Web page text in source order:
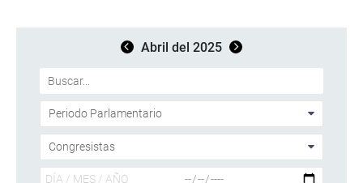
Abril del 2025